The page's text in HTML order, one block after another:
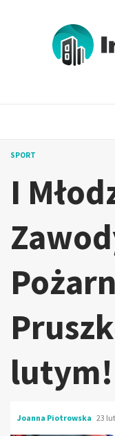
SPORT
I
lutym!
Joanna Piotrowska 23